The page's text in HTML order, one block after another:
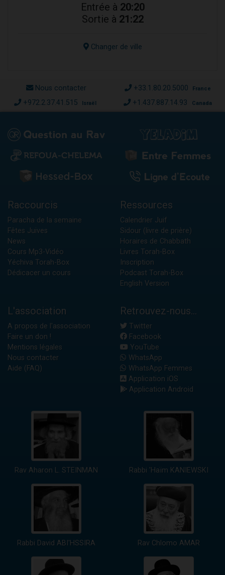
Entrée à 20:20
Sortie à 21:22
Changer de ville
Nous contacter +33.1.80.20.5000 France
+972.2.37.41.515 Israël +1.437.887.14.93 Canada
Raccourcis
Paracha de la semaine
Fêtes Juives
News
Cours Mp3-Vidéo
Yéchiva Torah-Box
Dédicacer un cours
Ressources
Calendrier Juif
Sidour (livre de prière)
Horaires de Chabbath
Livres Torah-Box
Inscription
Podcast Torah-Box
English Version
L'association
A propos de l'association
Faire un don !
Mentions légales
Nous contacter
Aide (FAQ)
Retrouvez-nous...
Twitter
Facebook
YouTube
WhatsApp
WhatsApp Femmes
Application iOS
Application Android
Rav Aharon L. STEINMAN Rabbi 'Haïm KANIEWSKI
Rabbi David ABI'HSSIRA Rav Chlomo AMAR